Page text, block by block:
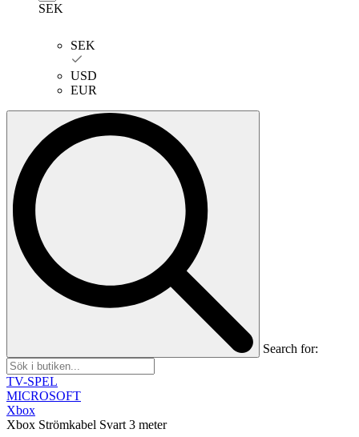
SEK
SEK
USD
EUR
Search for:
TV-SPEL
MICROSOFT
Xbox
Xbox Strömkabel Svart 3 meter